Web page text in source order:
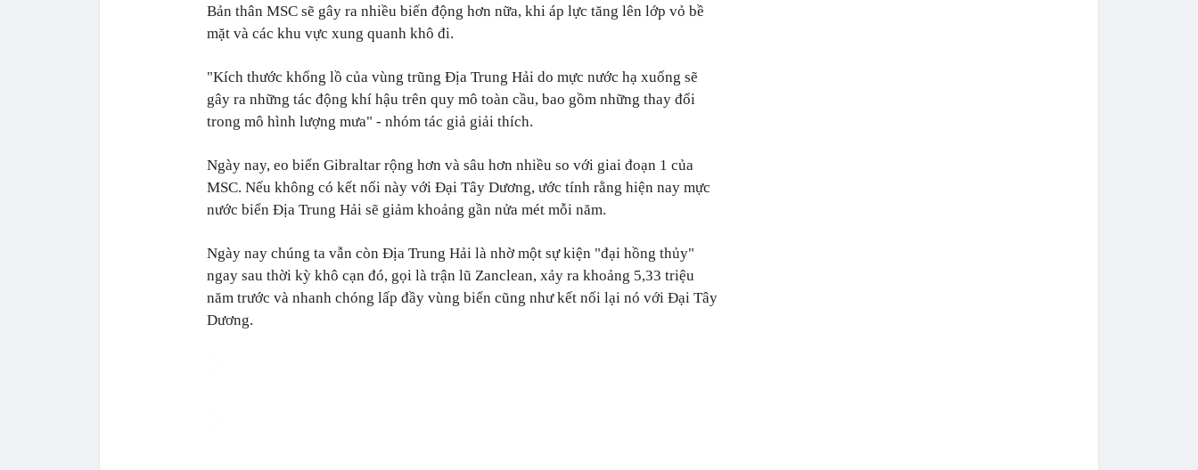
Bản thân MSC sẽ gây ra nhiều biến động hơn nữa, khi áp lực tăng lên lớp vỏ bề
mặt và các khu vực xung quanh khô đi.
"Kích thước khổng lồ của vùng trũng Địa Trung Hải do mực nước hạ xuống sẽ
gây ra những tác động khí hậu trên quy mô toàn cầu, bao gồm những thay đổi
trong mô hình lượng mưa" - nhóm tác giả giải thích.
Ngày nay, eo biển Gibraltar rộng hơn và sâu hơn nhiều so với giai đoạn 1 của
MSC. Nếu không có kết nối này với Đại Tây Dương, ước tính rằng hiện nay mực
nước biển Địa Trung Hải sẽ giảm khoảng gần nửa mét mỗi năm.
Ngày nay chúng ta vẫn còn Địa Trung Hải là nhờ một sự kiện "đại hồng thủy"
ngay sau thời kỳ khô cạn đó, gọi là trận lũ Zanclean, xảy ra khoảng 5,33 triệu
năm trước và nhanh chóng lấp đầy vùng biển cũng như kết nối lại nó với Đại Tây
Dương.